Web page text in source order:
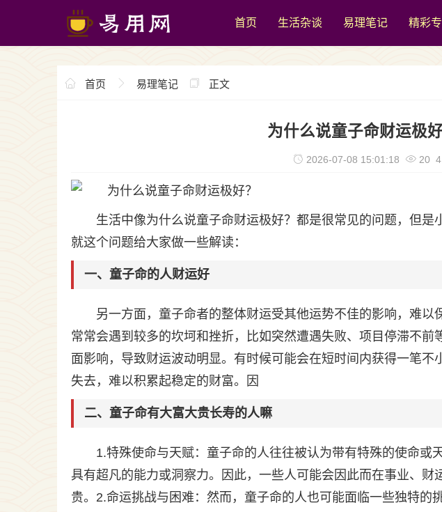
首页 生活杂谈 易理笔记 精彩
首页 易理笔记 正文
为什么说童子命财运极好
2026-07-08 15:01:18 20 4
生活中像为什么说童子命财运极好？都是很常见的问题，但是
就这个问题给大家做一些解读：
一、童子命的人财运好
另一方面，童子命者的整体财运受其他运势不佳的影响，难以
常常会遇到较多的坎坷和挫折，比如突然遭遇失败、项目停滞不前
面影响，导致财运波动明显。有时候可能会在短时间内获得一笔不
失去，难以积累起稳定的财富。因
二、童子命有大富大贵长寿的人嘛
1.特殊使命与天赋：童子命的人往往被认为带有特殊的使命或
具有超凡的能力或洞察力。因此，一些人可能会因此而在事业、财
贵。2.命运挑战与困难：然而，童子命的人也可能面临一些独特的